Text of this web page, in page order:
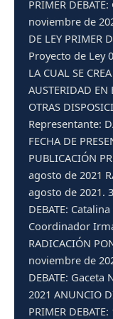
PRIMER
noviembre de
DE LEY PRIMER
Proyecto de Ley
LA CUAL SE
AUSTERIDAD EN
OTRAS
Representante:
FECHA DE
PUBLICACIÓN
agosto de 2021
agosto de 2021.
DEBATE:
Coordinador
RADICACIÓN
noviembre de
DEBATE:
2021 ANUNCIO
PRIMER